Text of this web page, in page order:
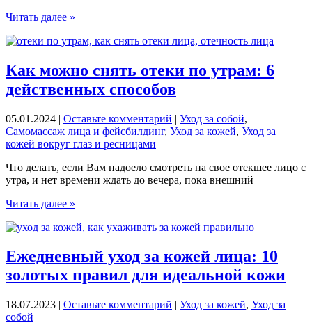
Как
сывороткой
лица?
Гид,
который
все
по
полочкам
Читать далее »
Как можно снять отеки по утрам: 6
действенных способов
05.01.2024 | Оставьте комментарий | Уход за собой,
Самомассаж лица и фейсбилдинг, Уход за кожей, Уход за
кожей вокруг глаз и ресницами
Что делать, если Вам надоело смотреть на свое отекшее лицо с
утра, и нет времени ждать до вечера, пока внешний
Как
снять
по
утрам:
6
способов
Читать далее »
Ежедневный уход за кожей лица: 10
золотых правил для идеальной кожи
18.07.2023 | Оставьте комментарий | Уход за кожей, Уход за
собой